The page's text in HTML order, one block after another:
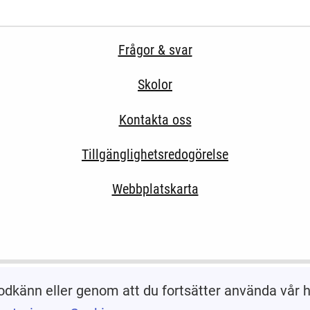
Frågor & svar
Skolor
Kontakta oss
Tillgänglighetsredogörelse
Webbplatskarta
eller genom att du fortsätter använda vår